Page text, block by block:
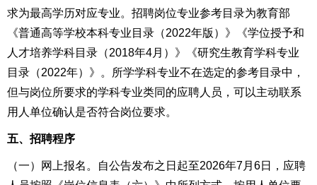
求为最高学历对应专业。招聘岗位专业参考目录为教育部
《普通高等学校本科专业目录（2022年版）》《学位授予和
人才培养学科目录（2018年4月）》《研究生教育学科专业
目录（2022年）》。所学学科专业不在选定的参考目录中，
但与岗位所要求的学科专业类同的应聘人员，可以主动联系
用人单位确认是否符合岗位要求。
五、招聘程序
（一）网上报名。自公告发布之日起至2026年7月 6日，应聘